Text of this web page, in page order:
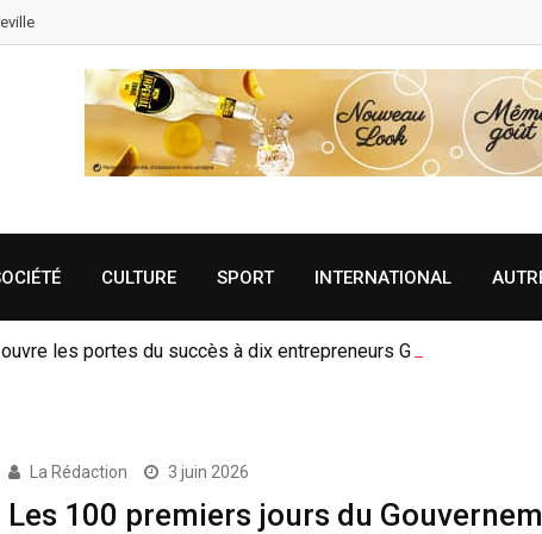
CULTURE SPORT INTERNATIONAL
les portes du succès à dix entrepreneurs Gabonais
La Rédaction 3 juin 2026
Les 100 premiers jours du